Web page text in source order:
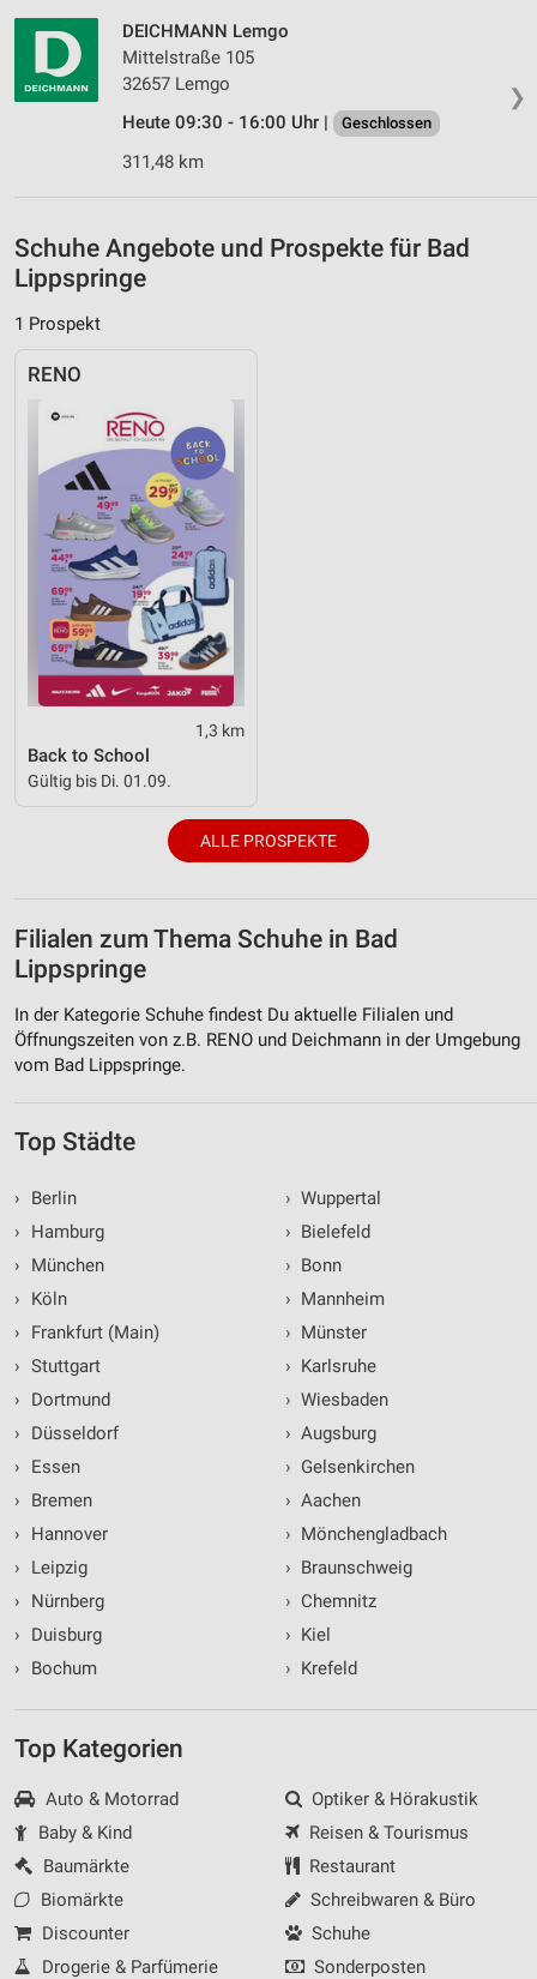
❯
DEICHMANN Lemgo
Mittelstraße 105
32657 Lemgo
Heute 09:30 - 16:00 Uhr |
Geschlossen
311,48 km
Schuhe Angebote und Prospekte für Bad
Lippspringe
1 Prospekt
RENO
1,3 km
Back to School
Gültig bis Di. 01.09.
ALLE PROSPEKTE
Filialen zum Thema Schuhe in Bad
Lippspringe
In der Kategorie Schuhe findest Du aktuelle Filialen und
Öffnungszeiten von z.B. RENO und Deichmann in der Umgebung
vom Bad Lippspringe.
Top Städte
›
Berlin
›
Hamburg
›
München
›
Köln
›
Frankfurt (Main)
› Stuttgart
›
Dortmund
›
Düsseldorf
›
Essen
›
Bremen
›
Hannover
›
Leipzig
›
Nürnberg
›
Duisburg
›
Bochum
› Wuppertal
› Bielefeld
› Bonn
› Mannheim
› Münster
› Karlsruhe
› Wiesbaden
› Augsburg
› Gelsenkirchen
› Aachen
› Mönchengladbach
› Braunschweig
› Chemnitz
› Kiel
› Krefeld
Top Kategorien
Auto & Motorrad
Baby & Kind
Baumärkte
Biomärkte
Discounter
Drogerie & Parfümerie
Optiker & Hörakustik
Reisen & Tourismus
Restaurant
Schreibwaren & Büro
Schuhe
Sonderposten
Geräte anhand von aktiv angeforderten
Informationen identifizieren
Nicht-IAB-Verarbeitungszwecke:
Funktional
Werbung